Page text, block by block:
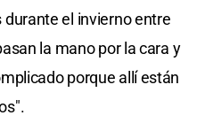
el invierno entre
la mano por la cara y
porque allí están